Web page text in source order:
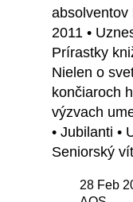
absolventov
2011 •
Prírastky
Nielen o
končiaroch
výzvach
• Jubilanti •
Seniorský
28 Feb